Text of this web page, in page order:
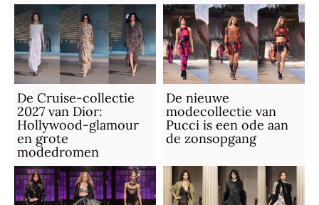
De Cruise-collectie
2027 van Dior:
Hollywood-glamour
en grote
modedromen
De nieuwe
modecollectie van
Pucci is een ode aan
de zonsopgang